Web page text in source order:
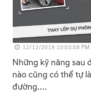
12/12/2019 10:03:58 PM
Những kỹ năng sau
nào cũng có thể tự
đường....